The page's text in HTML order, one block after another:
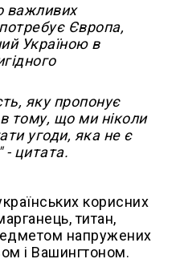
важливих
Європа,
Україною в
яку пропонує
тому, що ми ніколи
угоди, яка не є
- цитата.
корисних
титан,
напружених
і Вашингтоном.